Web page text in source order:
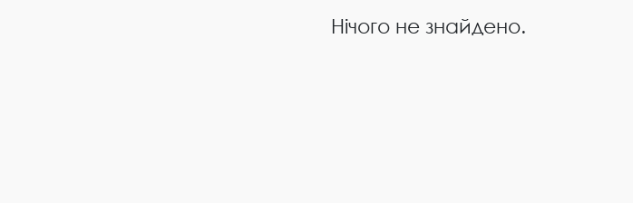
Нічого не знайдено.